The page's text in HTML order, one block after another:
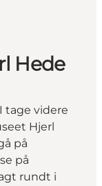
Hede
tage videre
Hjerl
på
på
rundt i